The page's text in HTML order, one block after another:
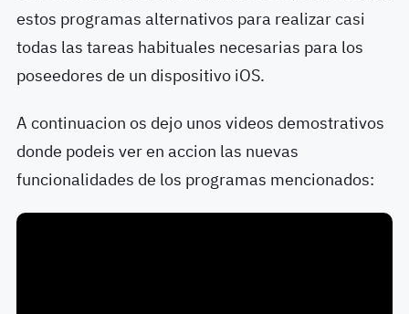
estos programas alternativos para realizar casi
todas las tareas habituales necesarias para los
poseedores de un dispositivo iOS.
A continuacion os dejo unos videos demostrativos
donde podeis ver en accion las nuevas
funcionalidades de los programas mencionados: